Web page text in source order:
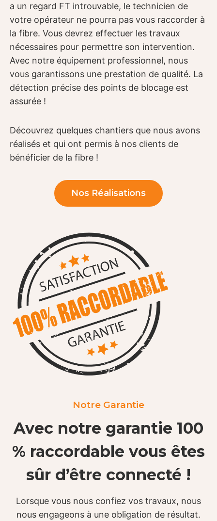
a un regard FT introuvable, le technicien de
votre opérateur ne pourra pas vous raccorder à
la fibre. Vous devrez effectuer les travaux
nécessaires pour permettre son intervention.
Avec notre équipement professionnel, nous
vous garantissons une prestation de qualité. La
détection précise des points de blocage est
assurée !
Découvrez quelques chantiers que nous avons
réalisés et qui ont permis à nos clients de
bénéficier de la fibre !
Nos Réalisations
Notre Garantie
Avec notre garantie 100
% raccordable vous êtes
sûr d’être connecté !
Lorsque vous nous confiez vos travaux, nous
nous engageons à une obligation de résultat.